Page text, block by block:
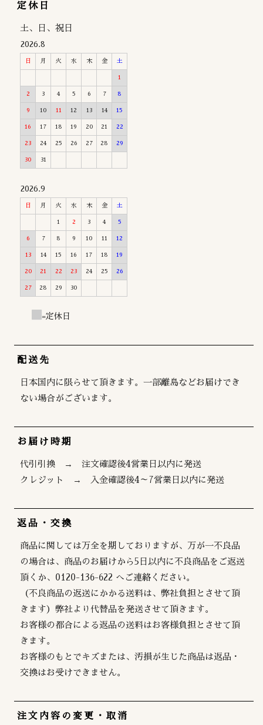
定休日
土、日、祝日
2026.8
日 月 火 水 木 金 土
1
2 3 4 5 6 7 8
9 10 11 12 13 14 15
16 17 18 19 20 21 22
23 24 25 26 27 28 29
30 31
2026.9
日 月 火 水 木 金 土
1 2 3 4 5
6 7 8 9 10 11 12
13 14 15 16 17 18 19
20 21 22 23 24 25 26
27 28 29 30
=定休日
配送先
日本国内に限らせて頂きます。一部離島などお届けでき
ない場合がございます。
お届け時期
代引引換 → 注文確認後4営業日以内に発送
クレジット → 入金確認後4～7営業日以内に発送
返品・交換
商品に関しては万全を期しておりますが、万が一不良品
の場合は、商品のお届けから5日以内に不良商品をご返送
頂くか、0120-136-622 へご連絡ください。
（不良商品の返送にかかる送料は、弊社負担とさせて頂
きます）弊社より代替品を発送させて頂きます。
お客様の都合による返品の送料はお客様負担とさせて頂
きます。
お客様のもとでキズまたは、汚損が生じた商品は返品・
交換はお受けできません。
注文内容の変更・取消